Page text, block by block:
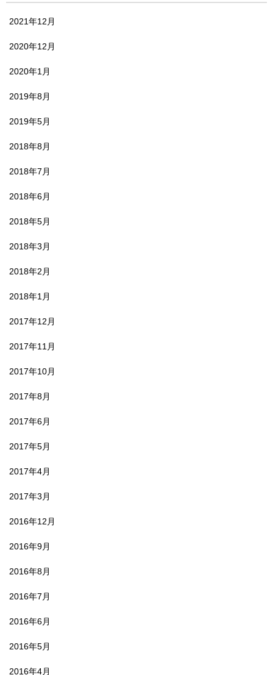
2021年12月
2020年12月
2020年1月
2019年8月
2019年5月
2018年8月
2018年7月
2018年6月
2018年5月
2018年3月
2018年2月
2018年1月
2017年12月
2017年11月
2017年10月
2017年8月
2017年6月
2017年5月
2017年4月
2017年3月
2016年12月
2016年9月
2016年8月
2016年7月
2016年6月
2016年5月
2016年4月